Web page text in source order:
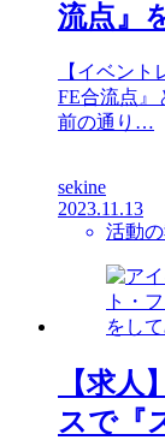
流点』
【イベン
FE合流点』
前の通り…
sekine
2023.11.13
活動
【求
スで『